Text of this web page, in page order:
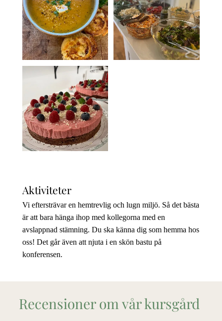
Aktiviteter
Vi eftersträvar en hemtrevlig och lugn miljö. Så det bästa
är att bara hänga ihop med kollegorna med en
avslappnad stämning. Du ska känna dig som hemma hos
oss! Det går även att njuta i en skön bastu på
konferensen.
Recensioner om vår kursgård